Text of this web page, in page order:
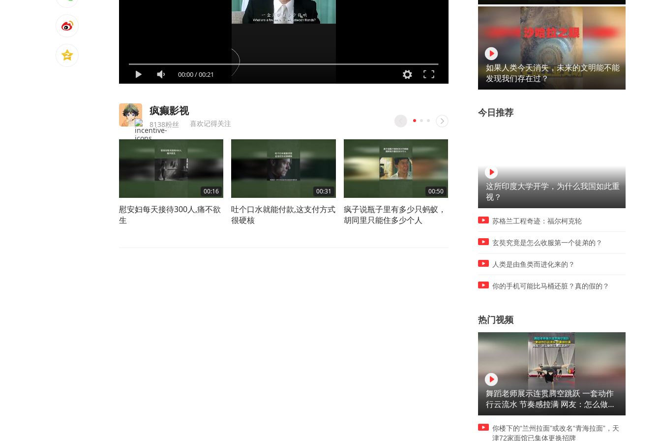
00:00/00:21
疯癫影视
8138粉丝 喜欢记得关注
00:16
慰安妇每天接待300人,痛不欲
生
00:31
吐个口水就能付款,这支付方式
很硬核
00:50
疯子说瓶子里有多少只蚂蚁，
胡同里只能住多少个人
00:31
都是情侣之间的小把戏罢了
大厨为赢比赛竟用淋巴肉炖
翅汤
如果人类今天消失，未来的文明能不能
发现我们存在过？
今日推荐
这所印度大学开学，为什么我国如此重
视？
苏格兰工程奇迹：福尔柯克轮
玄奘究竟是怎么收服第一个徒弟的？
人类是由鱼类而进化来的？
你的手机可能比马桶还脏？真的假的？
热门视频
舞蹈老师展示连贯腾空跳跃 一套动作
行云流水 节奏感拉满 网友：怎么做到
又舞又武的？
你楼下的“兰州拉面”或改名“青海拉面”，天
津72家面馆已集体更换招牌